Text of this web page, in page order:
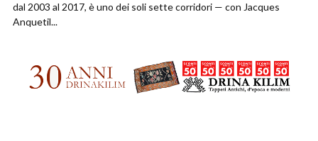
dal 2003 al 2017, è uno dei soli sette corridori — con Jacques
Anquetil...